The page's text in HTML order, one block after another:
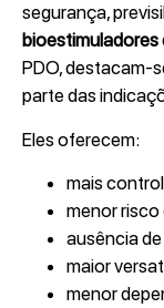
segurança,
bioestimuladores
PDO, destacam-
parte das
Eles oferecem:
mais
menor
ausência
maior
menor